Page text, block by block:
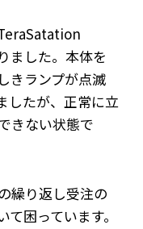
ました。本体を
きランプが点滅
したが、正常に立
きない状態で
繰り返し受注の
困っています。